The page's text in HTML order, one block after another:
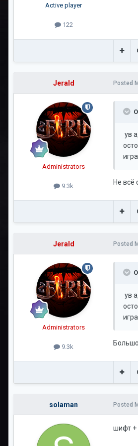
Active player
122
Jerald
Administrators
9.3k
Posted
ув
Не всё
Jerald
Administrators
9.3k
Posted
ув
solaman Posted
шифт +